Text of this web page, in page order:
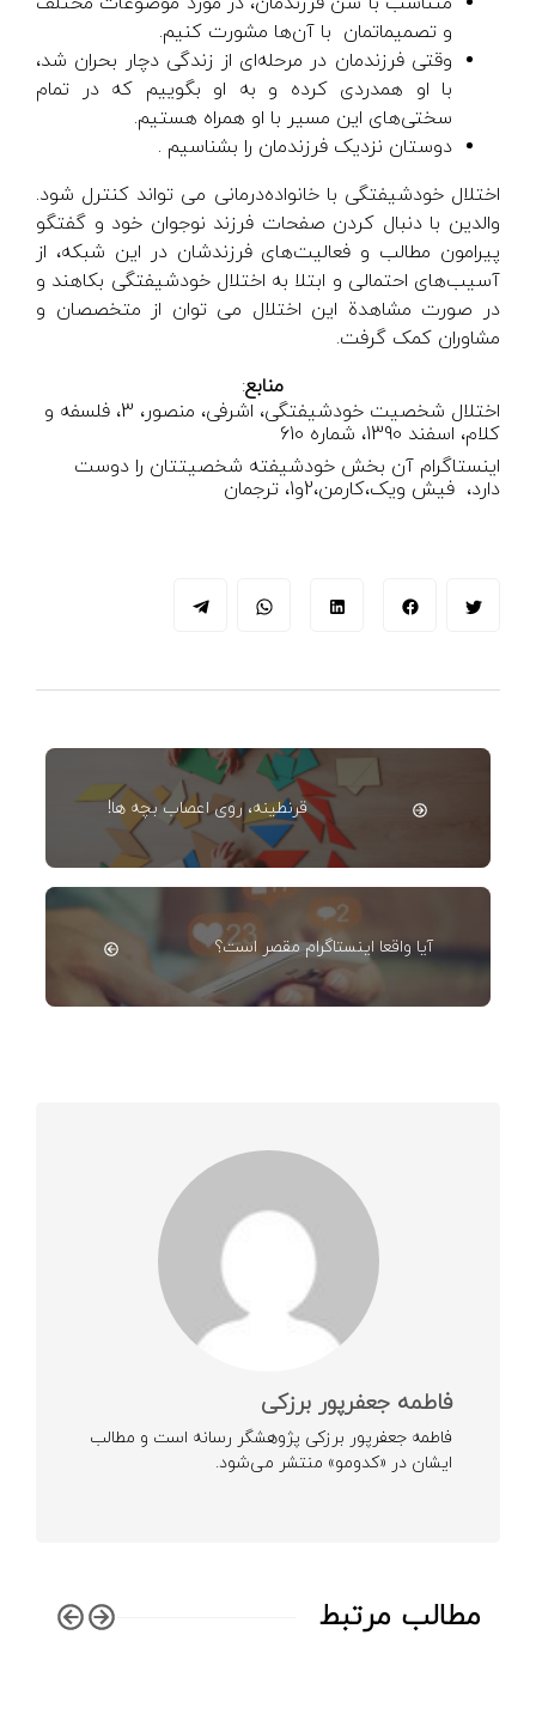
و تصمیماتمان با آن‌ها مشورت کنیم.
وقتی فرزندمان در مرحله‌ای از زندگی دچار بحران شد،
با او همدردی کرده و به او بگوییم که در تمام
سختی‌های این مسیر با او همراه هستیم.
دوستان نزدیک فرزندمان را بشناسیم .
اختلال خودشیفتگی با خانواده‌درمانی می تواند کنترل شود.
والدین با دنبال کردن صفحات فرزند نوجوان خود و گفتگو
پیرامون مطالب و فعالیت‌های فرزندشان در این شبکه، از
آسیب‌های احتمالی و ابتلا به اختلال خودشیفتگی بکاهند و
در صورت مشاهدة این اختلال می توان از متخصصان و
مشاوران کمک گرفت.
منابع:
اختلال شخصیت خودشیفتگی، اشرفی، منصور، 3، فلسفه و
کلام، اسفند 1390، شماره 610
اینستاگرام آن بخش خودشیفته شخصیتتان را دوست
دارد، فیش ویک،کارمن،2و1، ترجمان
قرنطینه، روی اعصاب بچه ها!
آیا واقعا اینستاگرام مقصر است؟
فاطمه جعفرپور برزکی
فاطمه جعفرپور برزکی پژوهشگر رسانه است و مطالب
ایشان در «کدومو» منتشر می‌شود.
مطالب مرتبط